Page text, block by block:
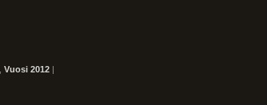
Vuosi 2012 |